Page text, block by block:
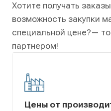
Хотите получать
возможность закупки
специальной цене?—
партнером!
Цены от